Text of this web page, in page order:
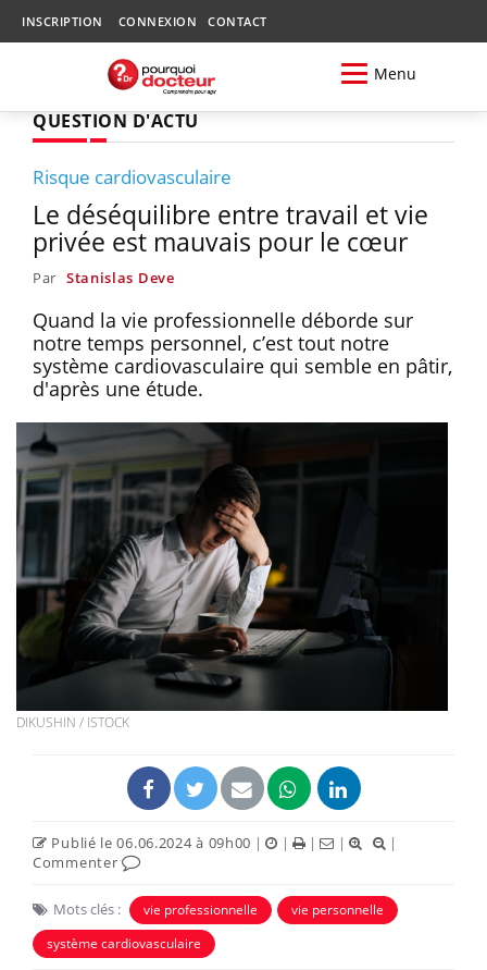
INSCRIPTION CONNEXION CONTACT
Menu
QUESTION D'ACTU
Risque cardiovasculaire
Le déséquilibre entre travail et vie
privée est mauvais pour le cœur
Par Stanislas Deve
Quand la vie professionnelle déborde sur
notre temps personnel, c’est tout notre
système cardiovasculaire qui semble en pâtir,
d'après une étude.
DIKUSHIN / ISTOCK
Publié le 06.06.2024 à 09h00 | | | |
|
Commenter
Mots clés : vie professionnelle
vie personnelle
système cardiovasculaire